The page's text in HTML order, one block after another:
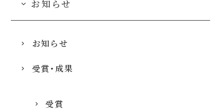
お知らせ
お知らせ
受賞・成果
受賞